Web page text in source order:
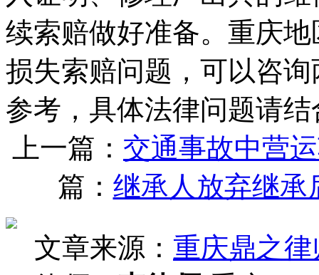
续索赔做好准备。重庆
损失索赔问题，可以咨
参考，具体法律问题请
上一篇： 交通事故中营
篇： 继承人放弃继承
文章来源： 重庆鼎之